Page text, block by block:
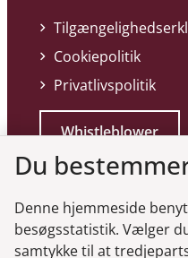
Cookiepolitik
Privatlivspolitik
Whistleblower
Du
Denne hjemmeside
besøgsstatistik. Vælger
samtykke til at